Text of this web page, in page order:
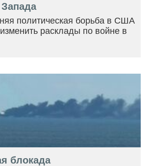
политическая борьба в США
расклады по войне в
блокада